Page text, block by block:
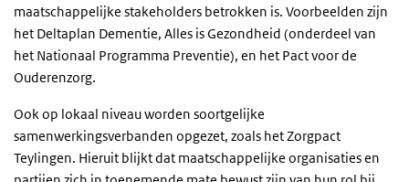
maatschappelijke stakeholders betrokken is. Voorbeelden zijn
het Deltaplan Dementie, Alles is Gezondheid (onderdeel van
het Nationaal Programma Preventie), en het Pact voor de
Ouderenzorg.
Ook op lokaal niveau worden soortgelijke
samenwerkingsverbanden opgezet, zoals het Zorgpact
Teylingen. Hieruit blijkt dat maatschappelijke organisaties en